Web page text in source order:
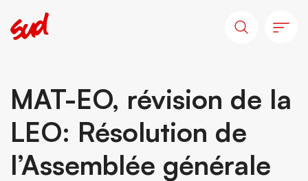
MAT-EO, révision de la
LEO: Résolution de
l’Assemblée générale